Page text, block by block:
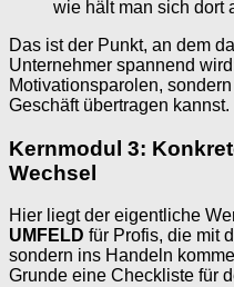
wie hält man sich dort
Das ist der Punkt, an dem
Unternehmer spannend
Motivationsparolen,
Geschäft übertragen kannst.
Kernmodul 3:
Wechsel
Hier liegt der eigentliche
UMFELD für Profis, die mit
sondern ins Handeln
Grunde eine Checkliste für